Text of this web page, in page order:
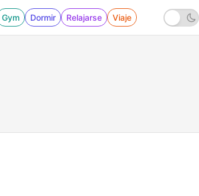
Gym Dormir Relajarse Viaje